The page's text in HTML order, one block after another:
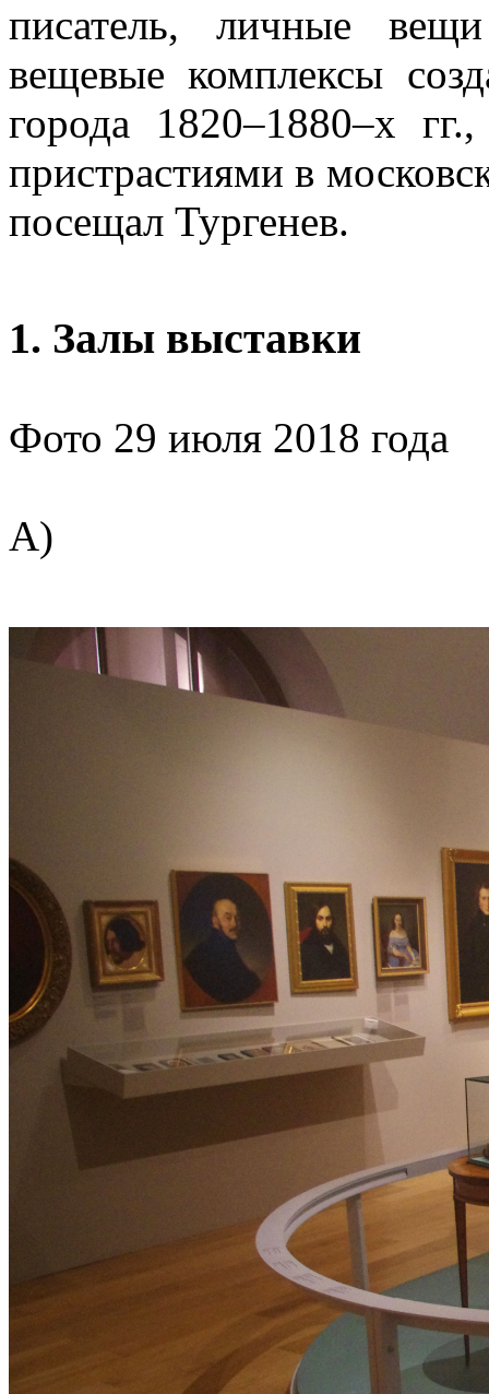
писатель, личные
вещевые комплексы
города 1820–1880–х
пристрастиями в
посещал Тургенев.
1. Залы выставки
Фото 29 июля 2018 года
А)